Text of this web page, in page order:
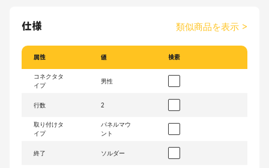
仕様 類似商品を表示 >
属性 値 検索
コネクタタ
イプ
男性
行数 2
取り付けタ
イプ
パネルマウ
ント
終了 ソルダー